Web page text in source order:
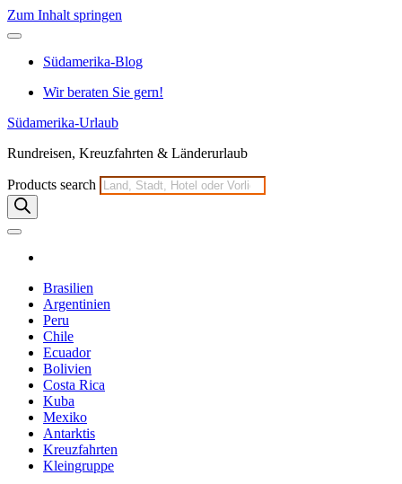
Zum Inhalt springen
Südamerika-Blog
Wir beraten Sie gern!
Südamerika-Urlaub
Rundreisen, Kreuzfahrten & Länderurlaub
Products search
Brasilien
Argentinien
Peru
Chile
Ecuador
Bolivien
Costa Rica
Kuba
Mexiko
Antarktis
Kreuzfahrten
Kleingruppe